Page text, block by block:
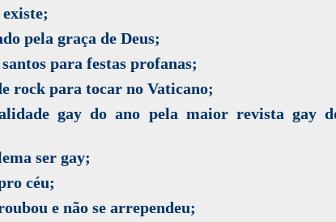
pela graça de Deus;
para festas profanas;
rock para tocar no Vaticano;
gay do ano pela maior revista gay
ser gay;
céu;
e não se arrependeu;